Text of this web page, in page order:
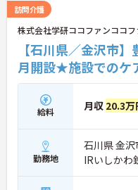
訪問介護
株式会社学研ココファンココフ
【石川県／金沢市
月開設★施設でのケ
給料 月収 20.3
勤務地
石川県 金
IRいしかわ